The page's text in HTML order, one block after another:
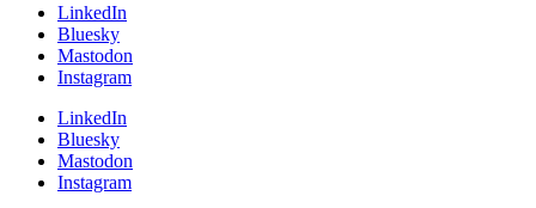
LinkedIn
Bluesky
Mastodon
Instagram
LinkedIn
Bluesky
Mastodon
Instagram